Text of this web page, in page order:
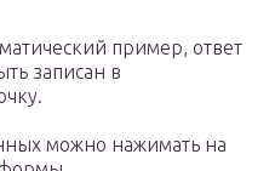
пример, ответ
записан в
можно нажимать на